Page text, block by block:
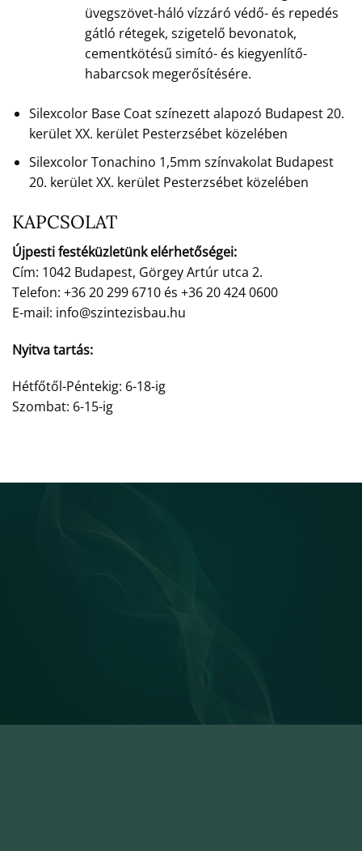
üvegszövet-háló vízzáró védő- és repedés
gátló rétegek, szigetelő bevonatok,
cementkötésű simító- és kiegyenlítő-
habarcsok megerősítésére.
Silexcolor Base Coat színezett alapozó Budapest 20.
kerület XX. kerület Pesterzsébet közelében
Silexcolor Tonachino 1,5mm színvakolat Budapest
20. kerület XX. kerület Pesterzsébet közelében
KAPCSOLAT
Újpesti festéküzletünk elérhetőségei:
Cím: 1042 Budapest, Görgey Artúr utca 2.
Telefon: +36 20 299 6710 és +36 20 424 0600
E-mail: info@szintezisbau.hu
Nyitva tartás:
Hétfőtől-Péntekig: 6-18-ig
Szombat: 6-15-ig